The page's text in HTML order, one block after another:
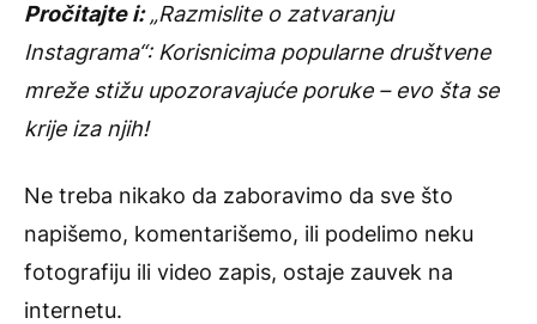
Pročitajte i: „Razmislite o zatvaranju
Instagrama“: Korisnicima popularne društvene
mreže stižu upozoravajuće poruke – evo šta se
krije iza njih!
Ne treba nikako da zaboravimo da sve što
napišemo, komentarišemo, ili podelimo neku
fotografiju ili video zapis, ostaje zauvek na
internetu.